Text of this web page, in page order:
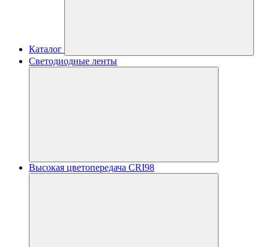
Каталог
Светодиодные ленты
Высокая цветопередача CRI98